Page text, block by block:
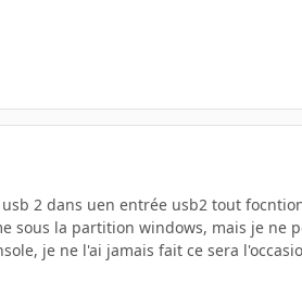
2 dans uen entrée usb2 tout
sous la partition windows, mais je ne
je ne l'ai jamais fait ce sera